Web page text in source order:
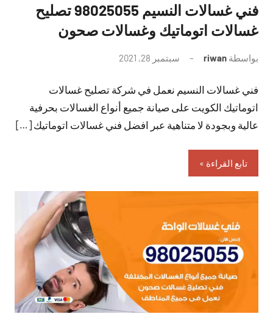
فني غسالات النسيم 98025055 تصليح
غسالات اتوماتيك وغسالات صحون
بواسطة riwan سبتمبر 28, 2021
تعليقات
فني غسالات النسيم نعمل في شركة تصليح غسالات
اتوماتيك الكويت على صيانة جميع أنواع الغسالات بحرفية
عالية وبجودة لا متناهية عبر افضل فني غسالات اتوماتيك […]
تابع القراءة